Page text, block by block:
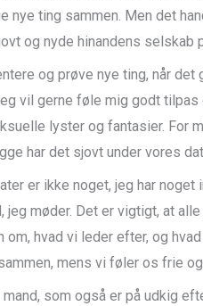
nye ting sammen. Men det
og nyde hinandens selskab
og prøve nye ting, når
vil gerne føle mig godt
lyster og fantasier. For
har det sjovt under vores
er ikke noget, jeg har
møder. Det er vigtigt, at
om, hvad vi leder efter, og
mens vi føler os frie
som også er på udkig